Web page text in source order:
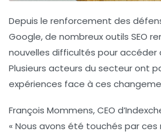
Depuis le renforcement des
Google, de nombreux outils SEO
nouvelles difficultés pour accéder
Plusieurs acteurs du secteur ont
expériences face à ces
François Mommens, CEO
« Nous avons été touchés par ces